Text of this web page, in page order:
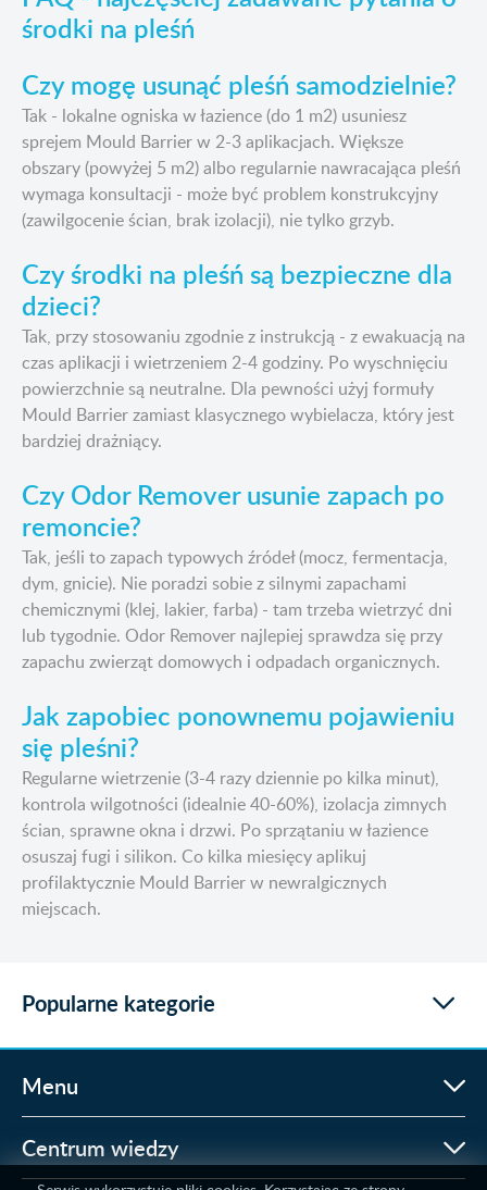
środki na pleśń
Czy mogę usunąć pleśń samodzielnie?
Tak - lokalne ogniska w łazience (do 1 m2) usuniesz
sprejem Mould Barrier w 2-3 aplikacjach. Większe
obszary (powyżej 5 m2) albo regularnie nawracająca pleśń
wymaga konsultacji - może być problem konstrukcyjny
(zawilgocenie ścian, brak izolacji), nie tylko grzyb.
Czy środki na pleśń są bezpieczne dla
dzieci?
Tak, przy stosowaniu zgodnie z instrukcją - z ewakuacją na
czas aplikacji i wietrzeniem 2-4 godziny. Po wyschnięciu
powierzchnie są neutralne. Dla pewności użyj formuły
Mould Barrier zamiast klasycznego wybielacza, który jest
bardziej drażniący.
Czy Odor Remover usunie zapach po
remoncie?
Tak, jeśli to zapach typowych źródeł (mocz, fermentacja,
dym, gnicie). Nie poradzi sobie z silnymi zapachami
chemicznymi (klej, lakier, farba) - tam trzeba wietrzyć dni
lub tygodnie. Odor Remover najlepiej sprawdza się przy
zapachu zwierząt domowych i odpadach organicznych.
Jak zapobiec ponownemu pojawieniu
się pleśni?
Regularne wietrzenie (3-4 razy dziennie po kilka minut),
kontrola wilgotności (idealnie 40-60%), izolacja zimnych
ścian, sprawne okna i drzwi. Po sprzątaniu w łazience
osuszaj fugi i silikon. Co kilka miesięcy aplikuj
profilaktycznie Mould Barrier w newralgicznych
miejscach.
Popularne kategorie
Menu
Centrum wiedzy